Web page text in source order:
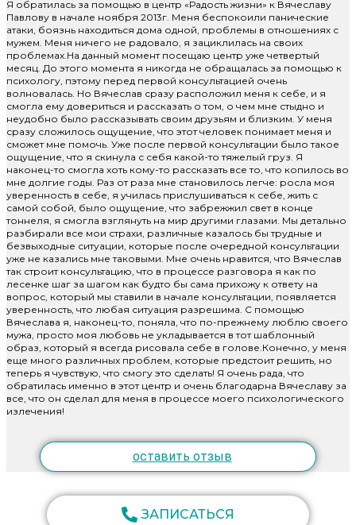
Я обратилась за помощью в центр «Радость жизни» к Вячеславу
Павлову в начале ноября 2013г. Меня беспокоили панические
атаки, боязнь находиться дома одной, проблемы в отношениях с
мужем. Меня ничего не радовало, я зациклилась на своих
проблемах.На данный момент посещаю центр уже четвертый
месяц. До этого момента я никогда не обращалась за помощью к
психологу, пэтому перед первой консультацией очень
волновалась. Но Вячеслав сразу расположил меня к себе, и я
смогла ему довериться и рассказать о том, о чем мне стыдно и
неудобно было рассказывать своим друзьям и близким. У меня
сразу сложилось ощущение, что этот человек понимает меня и
сможет мне помочь. Уже после первой консультации было такое
ощущение, что я скинула с себя какой-то тяжелый груз. Я
наконец-то смогла хоть кому-то рассказать все то, что копилось во
мне долгие годы. Раз от раза мне становилось легче: росла моя
уверенность в себе, я училась прислушиваться к себе, жить с
самой собой, было ощущение, что забрежжил свет в конце
тоннеля, я смогла взглянуть на мир другими глазами. Мы детально
разбирали все мои страхи, различные казалось бы трудные и
безвыходные ситуации, которые после очередной консультации
уже не казались мне таковыми. Мне очень нравится, что Вячеслав
так строит консультацию, что в процессе разговора я как по
лесенке шаг за шагом как будто бы сама прихожу к ответу на
вопрос, который мы ставили в начале консультации, появляется
уверенность, что любая ситуация разрешима. С помощью
Вячеслава я, наконец-то, поняла, что по-прежнему люблю своего
мужа, просто моя любовь не укладывается в тот шаблонный
образ, который я всегда рисовала себе в голове.Конечно, у меня
еще много различных проблем, которые предстоит решить, но
теперь я чувствую, что смогу это сделать! Я очень рада, что
обратилась именно в этот центр и очень благодарна Вячеславу за
все, что он сделал для меня в процессе моего психологического
излечения!
оставить отзыв
ЗАПИСАТЬСЯ